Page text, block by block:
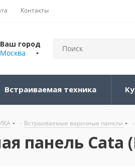
Контакты
Ваш город
Москва
Встраиваемая техника
- Встраиваемые варочные панели -
панель Cata